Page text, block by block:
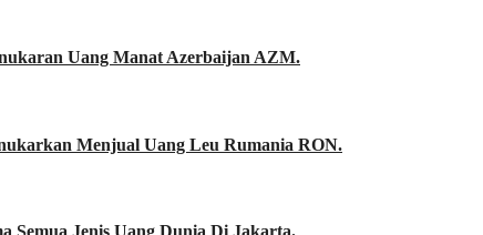
Uang Manat Azerbaijan AZM.
Menjual Uang Leu Rumania RON.